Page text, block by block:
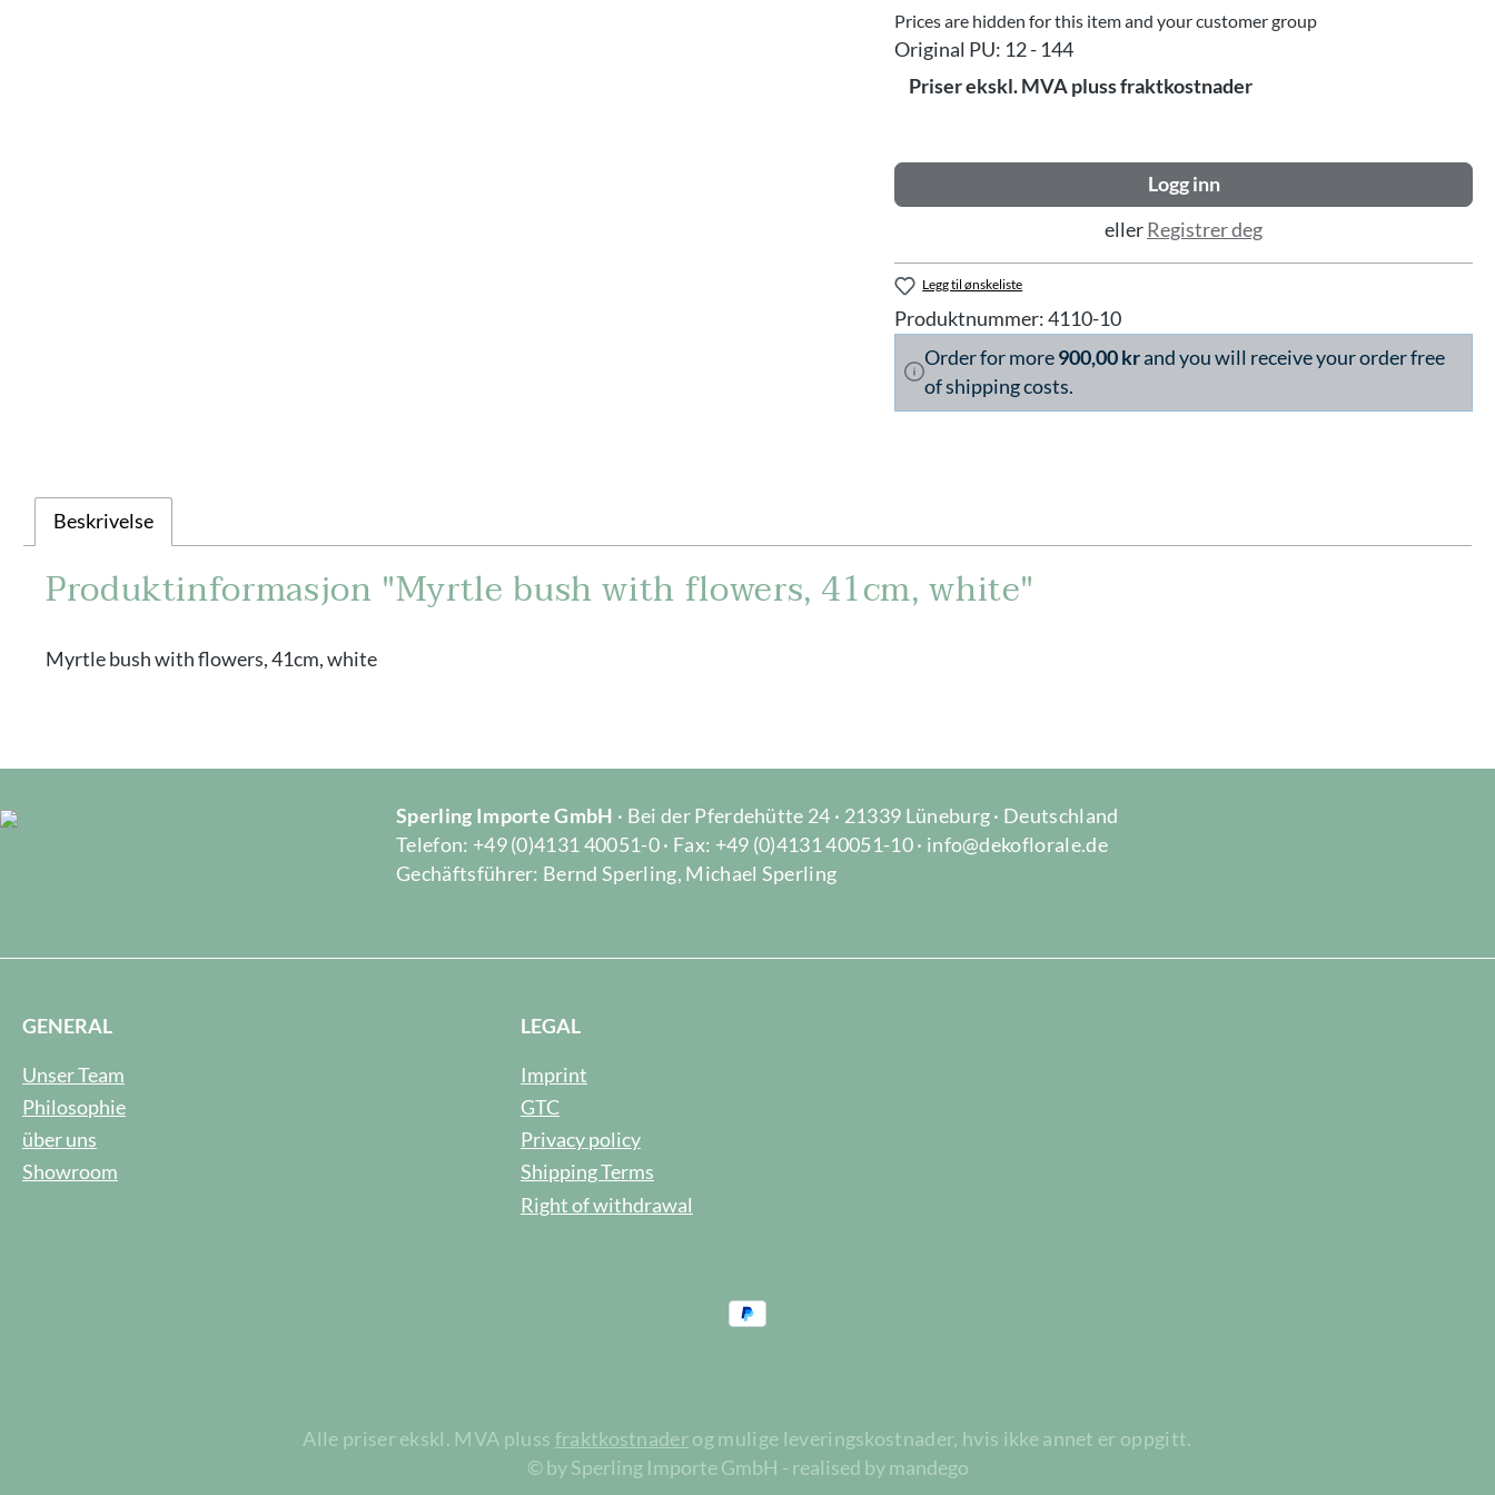
Prices are hidden for this item and your customer group
Original PU: 12 - 144
Priser ekskl. MVA pluss fraktkostnader
Logg inn
ellerRegistrer deg
Legg til ønskeliste
Produktnummer:4110-10
Order for more900,00 krand you will receive your order free
of shipping costs.
Beskrivelse
Produktinformasjon "Myrtle bush with flowers, 41cm, white"
Myrtle bush with flowers, 41cm, white
Sperling Importe GmbH · Bei der Pferdehütte 24 · 21339 Lüneburg · Deutschland
Telefon: +49 (0)4131 40051-0 · Fax: +49 (0)4131 40051-10 · info@dekoflorale.de
Gechäftsführer: Bernd Sperling, Michael Sperling
GENERAL
Unser Team
Philosophie
über uns
Showroom
LEGAL
Imprint
GTC
Privacy policy
Shipping Terms
Right of withdrawal
Alle priser ekskl. MVA pluss fraktkostnaderog mulige leveringskostnader, hvis ikke annet er oppgitt.
© by Sperling Importe GmbH - realised by mandego